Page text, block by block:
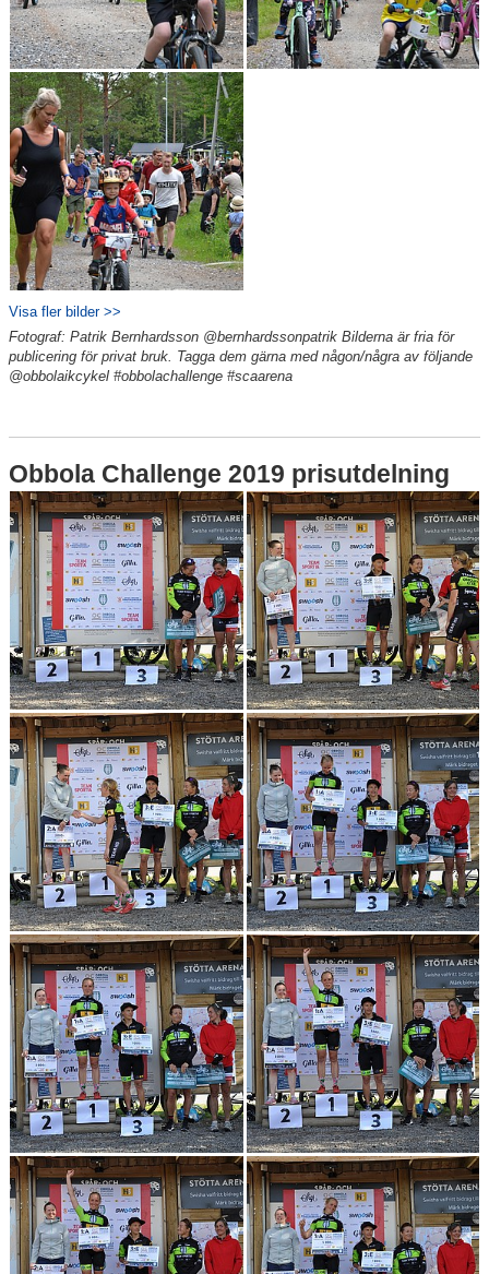
Visa fler bilder >>
Fotograf: Patrik Bernhardsson @bernhardssonpatrik Bilderna är fria för
publicering för privat bruk. Tagga dem gärna med någon/några av följande
@obbolaikcykel #obbolachallenge #scaarena
Obbola Challenge 2019 prisutdelning